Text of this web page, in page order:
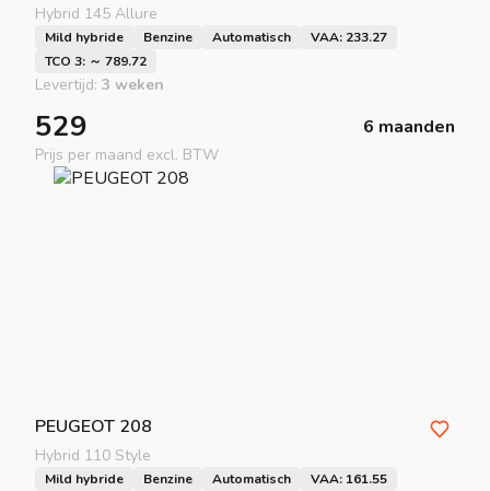
Hybrid 145 Allure
Mild hybride Benzine Automatisch
VAA: 233.27
TCO 3: ～ 789.72
Levertijd: 3 weken
529 6 maanden
Prijs per maand excl. BTW
PEUGEOT 208
Hybrid 110 Style
Mild hybride Benzine Automatisch
VAA: 161.55